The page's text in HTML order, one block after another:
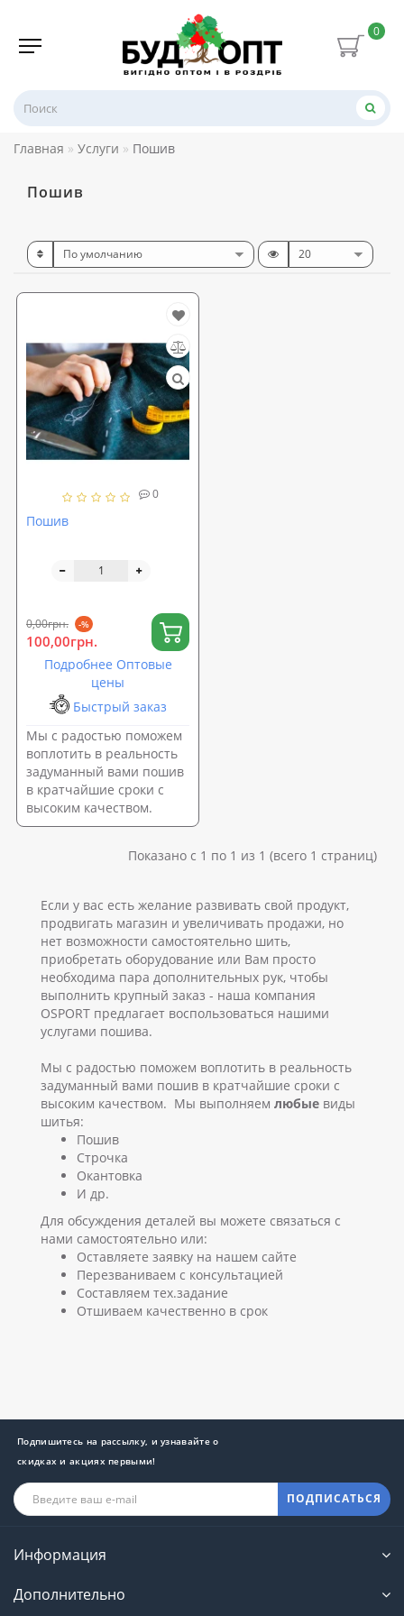
0
Главная Услуги Пошив
Пошив
0
Пошив
0,00грн. -%
100,00грн.
Подробнее Оптовые
цены
Быстрый заказ
Мы с радостью поможем
воплотить в реальность
задуманный вами пошив
в кратчайшие сроки с
высоким качеством.
Показано с 1 по 1 из 1 (всего 1 страниц)
Если у вас есть желание развивать свой продукт,
продвигать магазин и увеличивать продажи, но
нет возможности самостоятельно шить,
приобретать оборудование или Вам просто
необходима пара дополнительных рук, чтобы
выполнить крупный заказ - наша компания
OSPORT предлагает воспользоваться нашими
услугами пошива.
Мы с радостью поможем воплотить в реальность
задуманный вами пошив в кратчайшие сроки с
высоким качеством. Мы выполняем любые виды
шитья:
Пошив
Строчка
Окантовка
И др.
Для обсуждения деталей вы можете связаться с
нами самостоятельно или:
Оставляете заявку на нашем сайте
Перезваниваем с консультацией
Составляем тех.задание
Отшиваем качественно в срок
Подпишитесь на рассылку, и узнавайте о
скидках и акциях первыми!
ПОДПИСАТЬСЯ
Информация
Дополнительно